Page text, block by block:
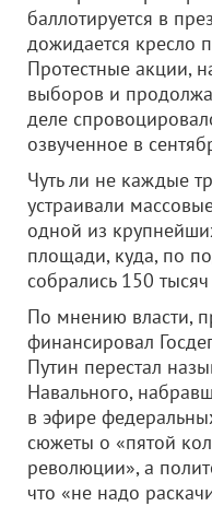
баллотируется в
дожидается кресло
Протестные акции,
выборов и
деле
озвученное в
Чуть ли не каждые
устраивали
одной из
площади, куда, по
собрались 150
По мнению власти,
финансировал
Путин перестал
Навального,
в эфире
сюжеты о «пятой
революции», а
что «не надо